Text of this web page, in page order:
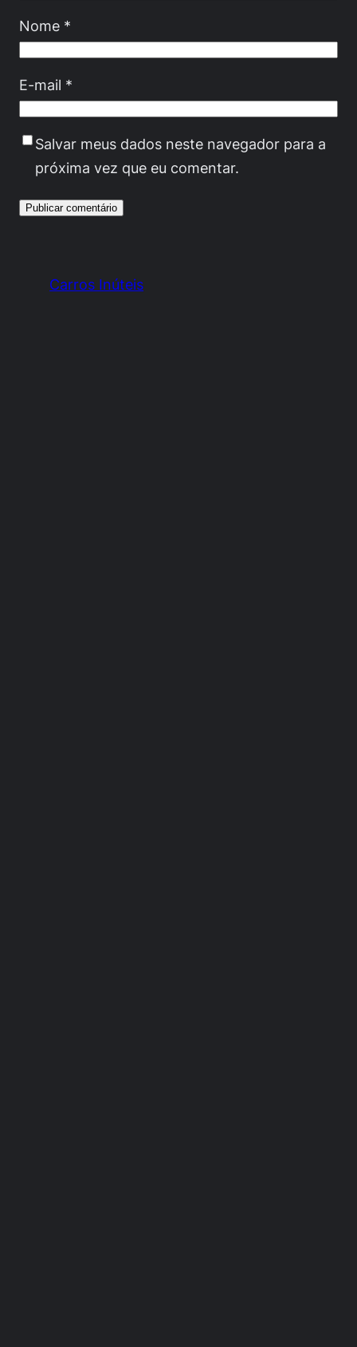
Nome *
E-mail *
Salvar meus dados neste navegador para a
próxima vez que eu comentar.
Carros Inúteis